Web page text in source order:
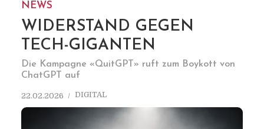
NEWS
WIDERSTAND GEGEN
TECH-GIGANTEN
Die Kampagne «QuitGPT» ruft zum Boykott von
ChatGPT auf
22.02.2026 DIGITAL